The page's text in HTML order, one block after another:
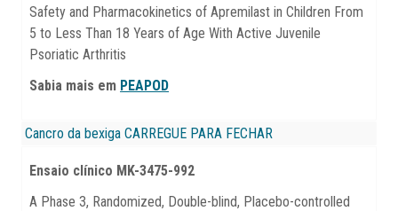
Safety and Pharmacokinetics of Apremilast in Children From
5 to Less Than 18 Years of Age With Active Juvenile
Psoriatic Arthritis
Sabia mais em PEAPOD
Cancro da bexiga CARREGUE PARA FECHAR
Ensaio clínico MK-3475-992
A Phase 3, Randomized, Double-blind, Placebo-controlled